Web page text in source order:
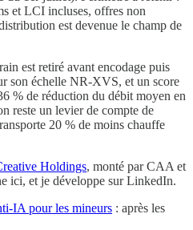
et LCI incluses, offres non
est devenue le champ de
est retiré avant encodage puis
son échelle NR-XVS, et un score
% de réduction du débit moyen en
reste un levier de compte de
20 % de moins chauffe
Holdings, monté par CAA et
ici, et je développe sur LinkedIn.
IA pour les mineurs : après les